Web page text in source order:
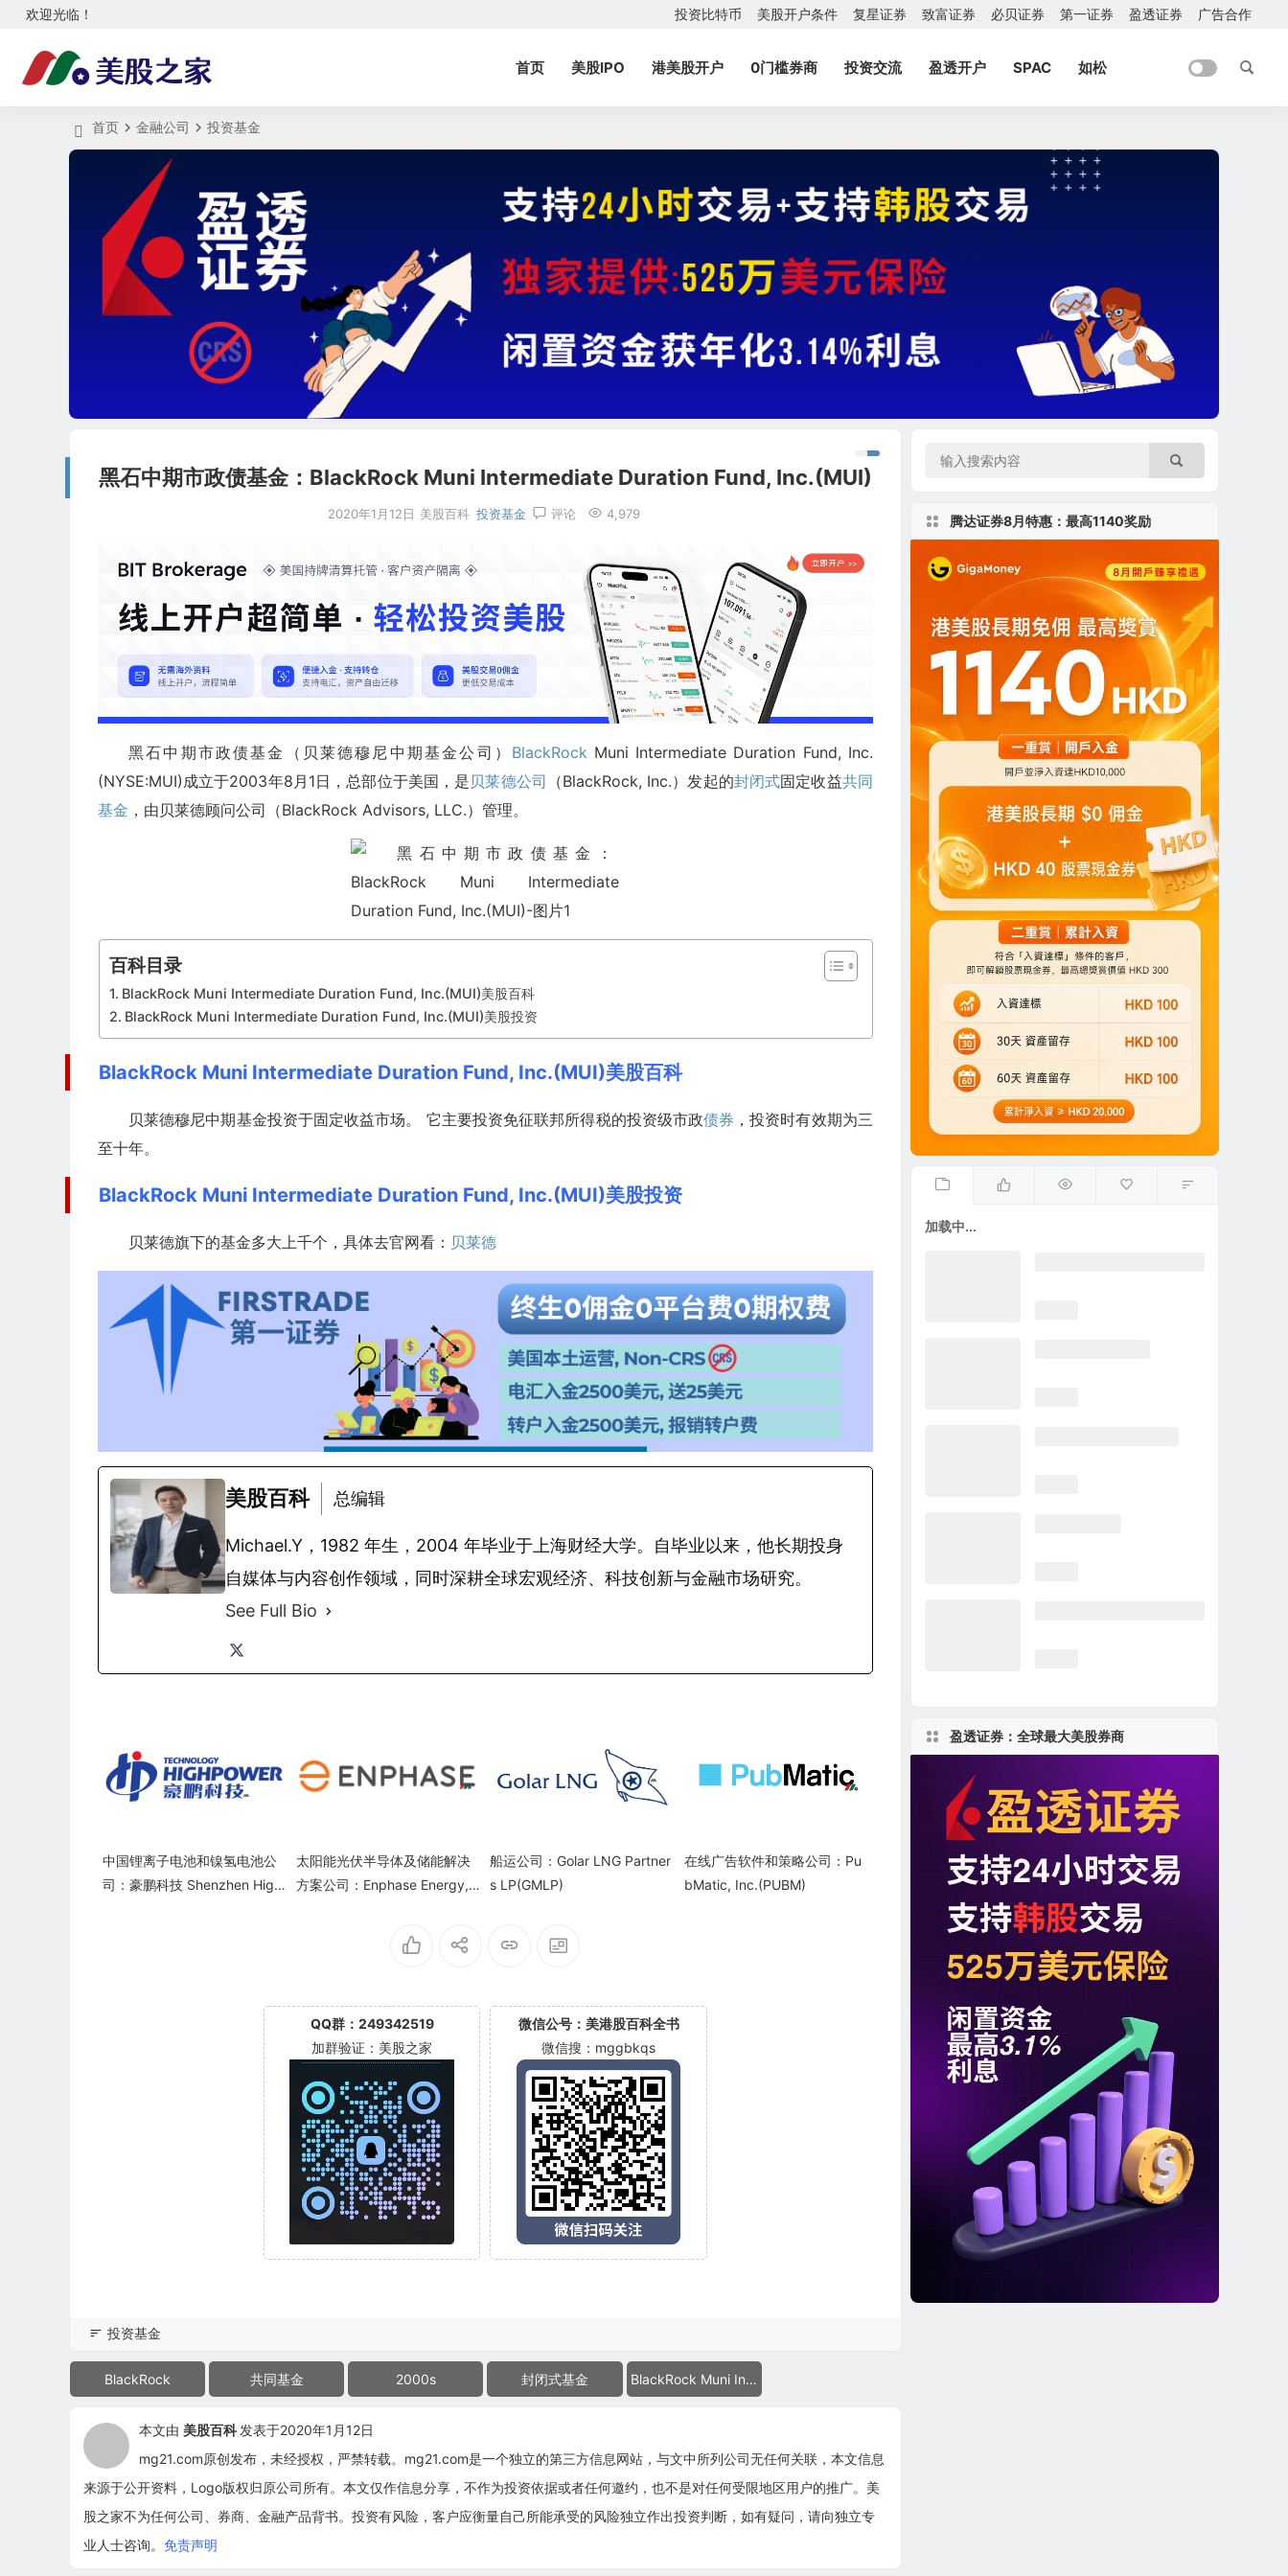
欢迎光临！ 投资比特币 美股开户条件 复星证券 致富证券 必贝证券 第一证券 盈透证券 广告合作
首页 美股IPO 港美股开户 0门槛券商 投资交流 盈透开户 SPAC 如松
首页 金融公司 投资基金
黑石中期市政债基金：BlackRock Muni Intermediate Duration Fund, Inc.(MUI)
2020年1月12日 美股百科 投资基金 评论 4,979
黑石中期市政债基金（贝莱德穆尼中期基金公司） BlackRock Muni Intermediate Duration Fund, Inc.
(NYSE:MUI)成立于2003年8月1日，总部位于美国，是 贝莱德公司 （BlackRock, Inc.）发起的封闭式固定收益共同
基金 ，由贝莱德顾问公司（BlackRock Advisors, LLC.）管理。
百科目录
BlackRock Muni Intermediate Duration Fund, Inc.(MUI)美股百科
BlackRock Muni Intermediate Duration Fund, Inc.(MUI)美股投资
BlackRock Muni Intermediate Duration Fund, Inc.(MUI)美股百科
贝莱德穆尼中期基金投资于固定收益市场。 它主要投资免征联邦所得税的投资级市政债券 ，投资时有效期为三
至十年。
BlackRock Muni Intermediate Duration Fund, Inc.(MUI)美股投资
贝莱德旗下的基金多大上千个，具体去官网看： 贝莱德
美股百科 总编辑
Michael.Y，1982 年生，2004 年毕业于上海财经大学。自毕业以来，他长期投身
自媒体与内容创作领域，同时深耕全球宏观经济、科技创新与金融市场研究。
See Full Bio
中国锂离子电池和镍氢电池公
司：豪鹏科技 Shenzhen High
太阳能光伏半导体及储能解决
方案公司：Enphase Energy, I
船运公司：Golar LNG Partner
s LP(GMLP)
在线广告软件和策略公司：Pu
bMatic, Inc.(PUBM)
QQ群：249342519
加群验证：美股之家
微信公号：美港股百科全书
微信搜：mggbkqs
投资基金
BlackRock 共同基金 2000s 封闭式基金 BlackRock Muni Intermediate Duration Fund
本文由 美股百科 发表于2020年1月12日
mg21.com原创发布，未经授权，严禁转载。mg21.com是一个独立的第三方信息网站，与文中所列公司无任何关联，本文信息
来源于公开资料，Logo版权归原公司所有。本文仅作信息分享，不作为投资依据或者任何邀约，也不是对任何受限地区用户的推广。美
股之家不为任何公司、券商、金融产品背书。投资有风险，客户应衡量自己所能承受的风险独立作出投资判断，如有疑问，请向独立专
业人士咨询。 免责声明
腾达证券8月特惠：最高1140奖励
加载中...
盈透证券：全球最大美股券商